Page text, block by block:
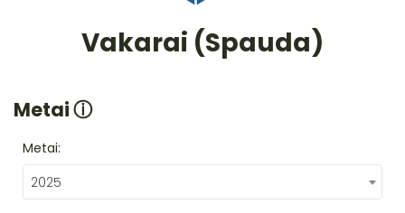
Vakarai (Spauda)
Metaiⓘ
Metai:
2025